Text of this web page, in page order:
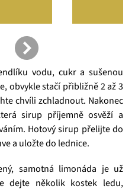
vodu, cukr a sušenou
obvykle stačí přibližně 2 až 3
chvíli zchladnout. Nakonec
sirup příjemně osvěží a
Hotový sirup přelijte do
a uložte do lednice.
samotná limonáda je už
dejte několik kostek ledu,